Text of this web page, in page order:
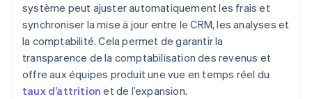
système peut ajuster automatiquement les frais et
synchroniser la mise à jour entre le CRM, les analyses et
la comptabilité. Cela permet de garantir la
transparence de la comptabilisation des revenus et
offre aux équipes produit une vue en temps réel du
taux d’attrition et de l’expansion.